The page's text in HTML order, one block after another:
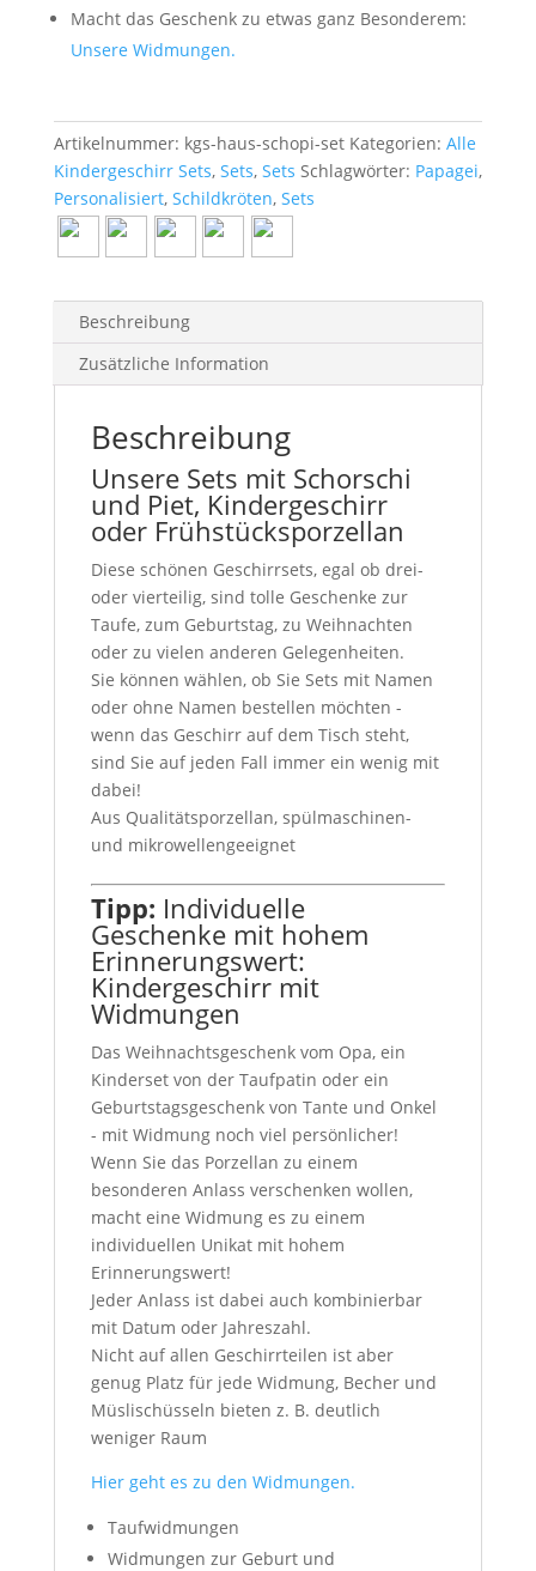
Macht das Geschenk zu etwas ganz Besonderem:
Unsere Widmungen.
Artikelnummer: kgs-haus-schopi-set Kategorien: Alle
Kindergeschirr Sets, Sets, Sets Schlagwörter: Papagei,
Personalisiert, Schildkröten, Sets
Beschreibung
Zusätzliche Information
Beschreibung
Unsere Sets mit Schorschi
und Piet, Kindergeschirr
oder Frühstücksporzellan
Diese schönen Geschirrsets, egal ob drei-
oder vierteilig, sind tolle Geschenke zur
Taufe, zum Geburtstag, zu Weihnachten
oder zu vielen anderen Gelegenheiten.
Sie können wählen, ob Sie Sets mit Namen
oder ohne Namen bestellen möchten -
wenn das Geschirr auf dem Tisch steht,
sind Sie auf jeden Fall immer ein wenig mit
dabei!
Aus Qualitätsporzellan, spülmaschinen-
und mikrowellengeeignet
Tipp: Individuelle
Geschenke mit hohem
Erinnerungswert:
Kindergeschirr mit
Widmungen
Das Weihnachtsgeschenk vom Opa, ein
Kinderset von der Taufpatin oder ein
Geburtstagsgeschenk von Tante und Onkel
- mit Widmung noch viel persönlicher!
Wenn Sie das Porzellan zu einem
besonderen Anlass verschenken wollen,
macht eine Widmung es zu einem
individuellen Unikat mit hohem
Erinnerungswert!
Jeder Anlass ist dabei auch kombinierbar
mit Datum oder Jahreszahl.
Nicht auf allen Geschirrteilen ist aber
genug Platz für jede Widmung, Becher und
Müslischüsseln bieten z. B. deutlich
weniger Raum
Hier geht es zu den Widmungen.
Taufwidmungen
Widmungen zur Geburt und